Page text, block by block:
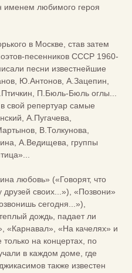
именем любимого героя
в Москве, став затем
песенников СССР 1960-
песни известнейшие
Ю.Антонов, А.Зацепин,
П.Бюль-Бюль оглы...
свой репертуар самые
А.Пугачева,
В.Толкунова,
А.Ведищева, группы
любовь» («Говорят, что
друзей своих...»), «Позвони»
сегодня...»),
дождь, падает ли
«Карнавал», «На качелях» и
на концертах, по
в каждом доме, где
также известен